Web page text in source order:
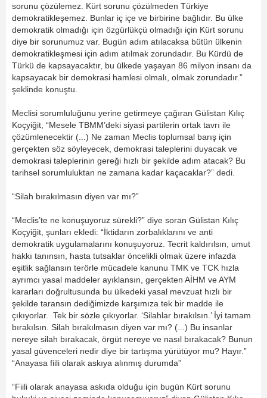
sorunu çözülemez. Kürt sorunu çözülmeden Türkiye
demokratikleşemez. Bunlar iç içe ve birbirine bağlıdır. Bu ülke
demokratik olmadığı için özgürlükçü olmadığı için Kürt sorunu
diye bir sorunumuz var. Bugün adım atılacaksa bütün ülkenin
demokratikleşmesi için adım atılmak zorundadır. Bu Kürdü de
Türkü de kapsayacaktır, bu ülkede yaşayan 86 milyon insanı da
kapsayacak bir demokrasi hamlesi olmalı, olmak zorundadır.”
şeklinde konuştu.
Meclisi sorumluluğunu yerine getirmeye çağıran Gülistan Kılıç
Koçyiğit, “Mesele TBMM’deki siyasi partilerin ortak tavrı ile
çözümlenecektir (...) Ne zaman Meclis toplumsal barış için
gerçekten söz söyleyecek, demokrasi taleplerini duyacak ve
demokrasi taleplerinin gereği hızlı bir şekilde adım atacak? Bu
tarihsel sorumluluktan ne zamana kadar kaçacaklar?” dedi.
“Silah bırakılmasın diyen var mı?”
“Meclis’te ne konuşuyoruz sürekli?” diye soran Gülistan Kılıç
Koçyiğit, şunları ekledi: “İktidarın zorbalıklarını ve anti
demokratik uygulamalarını konuşuyoruz. Tecrit kaldırılsın, umut
hakkı tanınsın, hasta tutsaklar öncelikli olmak üzere infazda
eşitlik sağlansın terörle mücadele kanunu TMK ve TCK hızla
ayrımcı yasal maddeler ayıklansın, gerçekten AİHM ve AYM
kararları doğrultusunda bu ülkedeki yasal mevzuat hızlı bir
şekilde taransın dediğimizde karşımıza tek bir madde ile
çıkıyorlar. Tek bir sözle çıkıyorlar. ‘Silahlar bırakılsın.’ İyi tamam
bırakılsın. Silah bırakılmasın diyen var mı? (...) Bu insanlar
nereye silah bırakacak, örgüt nereye ve nasıl bırakacak? Bunun
yasal güvenceleri nedir diye bir tartışma yürütüyor mu? Hayır.”
“Anayasa fiili olarak askıya alınmış durumda”
“Fiili olarak anayasa askıda olduğu için bugün Kürt sorunu